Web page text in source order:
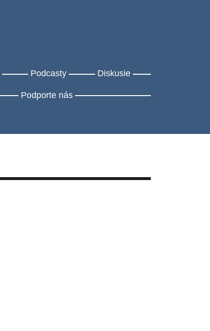
Podcasty Diskusie
Podporte nás